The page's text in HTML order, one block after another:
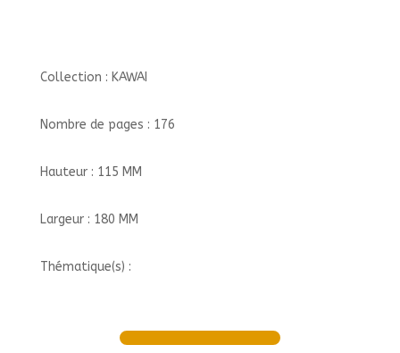
Collection : KAWAI
Nombre de pages : 176
Hauteur : 115 MM
Largeur : 180 MM
Thématique(s) :